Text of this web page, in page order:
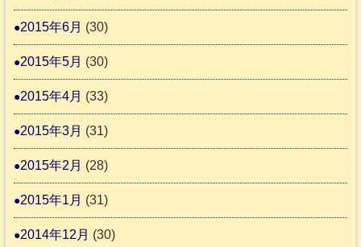
2015年6月 (30)
2015年5月 (30)
2015年4月 (33)
2015年3月 (31)
2015年2月 (28)
2015年1月 (31)
2014年12月 (30)